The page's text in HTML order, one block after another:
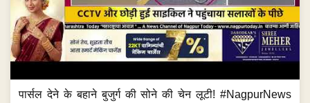
पार्सल देने के बहाने बुजुर्ग की सोने की चेन लूटी! #NagpurNews